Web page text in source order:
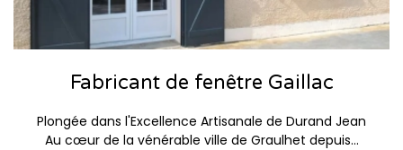
Fabricant de fenêtre Gaillac
Plongée dans l'Excellence Artisanale de Durand Jean
Au cœur de la vénérable ville de Graulhet depuis...